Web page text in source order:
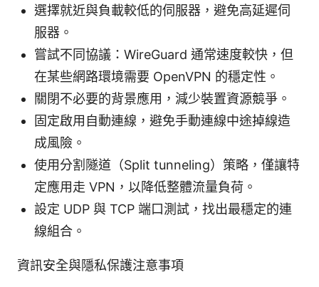
選擇就近與負載較低的伺服器，避免高延遲伺
服器。
嘗試不同協議：WireGuard 通常速度較快，但
在某些網路環境需要 OpenVPN 的穩定性。
關閉不必要的背景應用，減少裝置資源競爭。
固定啟用自動連線，避免手動連線中途掉線造
成風險。
使用分割隧道（Split tunneling）策略，僅讓特
定應用走 VPN，以降低整體流量負荷。
設定 UDP 與 TCP 端口測試，找出最穩定的連
線組合。
資訊安全與隱私保護注意事項